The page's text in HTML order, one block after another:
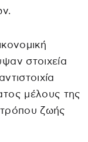
στοιχεία
μέλους της
ζωής